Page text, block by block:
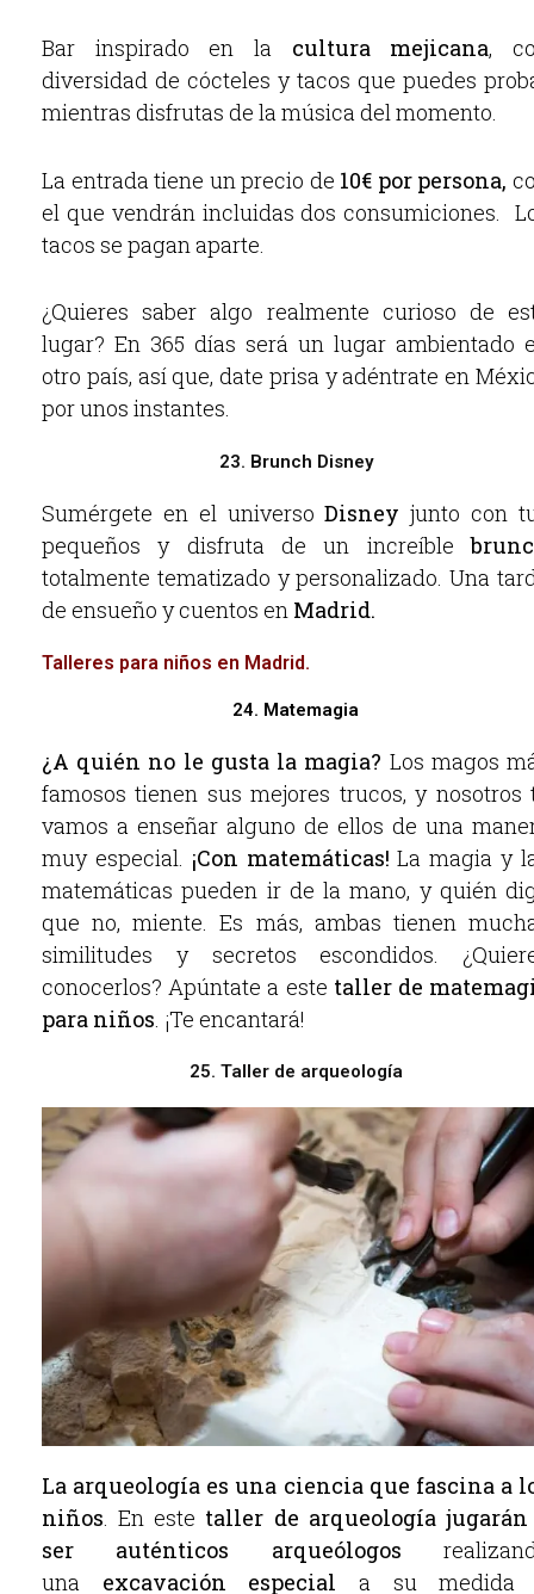
Bar inspirado en la cultura mejicana,
diversidad de cócteles y tacos que puedes
mientras disfrutas de la música del momento.
La entrada tiene un precio de 10€ por persona,
el que vendrán incluidas dos consumiciones.
tacos se pagan aparte.
¿Quieres saber algo realmente curioso de
lugar? En 365 días será un lugar ambientado
otro país, así que, date prisa y adéntrate en
por unos instantes.
23. Brunch Disney
Sumérgete en el universo Disney junto con
pequeños y disfruta de un increíble
totalmente tematizado y personalizado. Una
de ensueño y cuentos en Madrid.
Talleres para niños en Madrid.
24. Matemagia
¿A quién no le gusta la magia? Los magos
famosos tienen sus mejores trucos, y nosotros
vamos a enseñar alguno de ellos de una
muy especial. ¡Con matemáticas! La magia y
matemáticas pueden ir de la mano, y quién
que no, miente. Es más, ambas tienen
similitudes y secretos escondidos.
conocerlos? Apúntate a este taller de
para niños. ¡Te encantará!
25. Taller de arqueología
La arqueología es una ciencia que fascina a
niños. En este taller de arqueología jugarán
ser auténticos arqueólogos
una excavación especial a su medida